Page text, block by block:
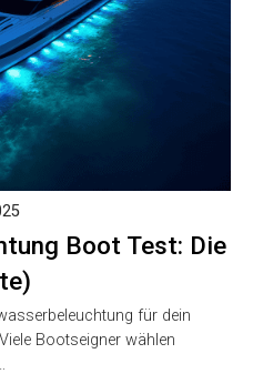
Boot Test: Die
für dein
Bootseigner wählen